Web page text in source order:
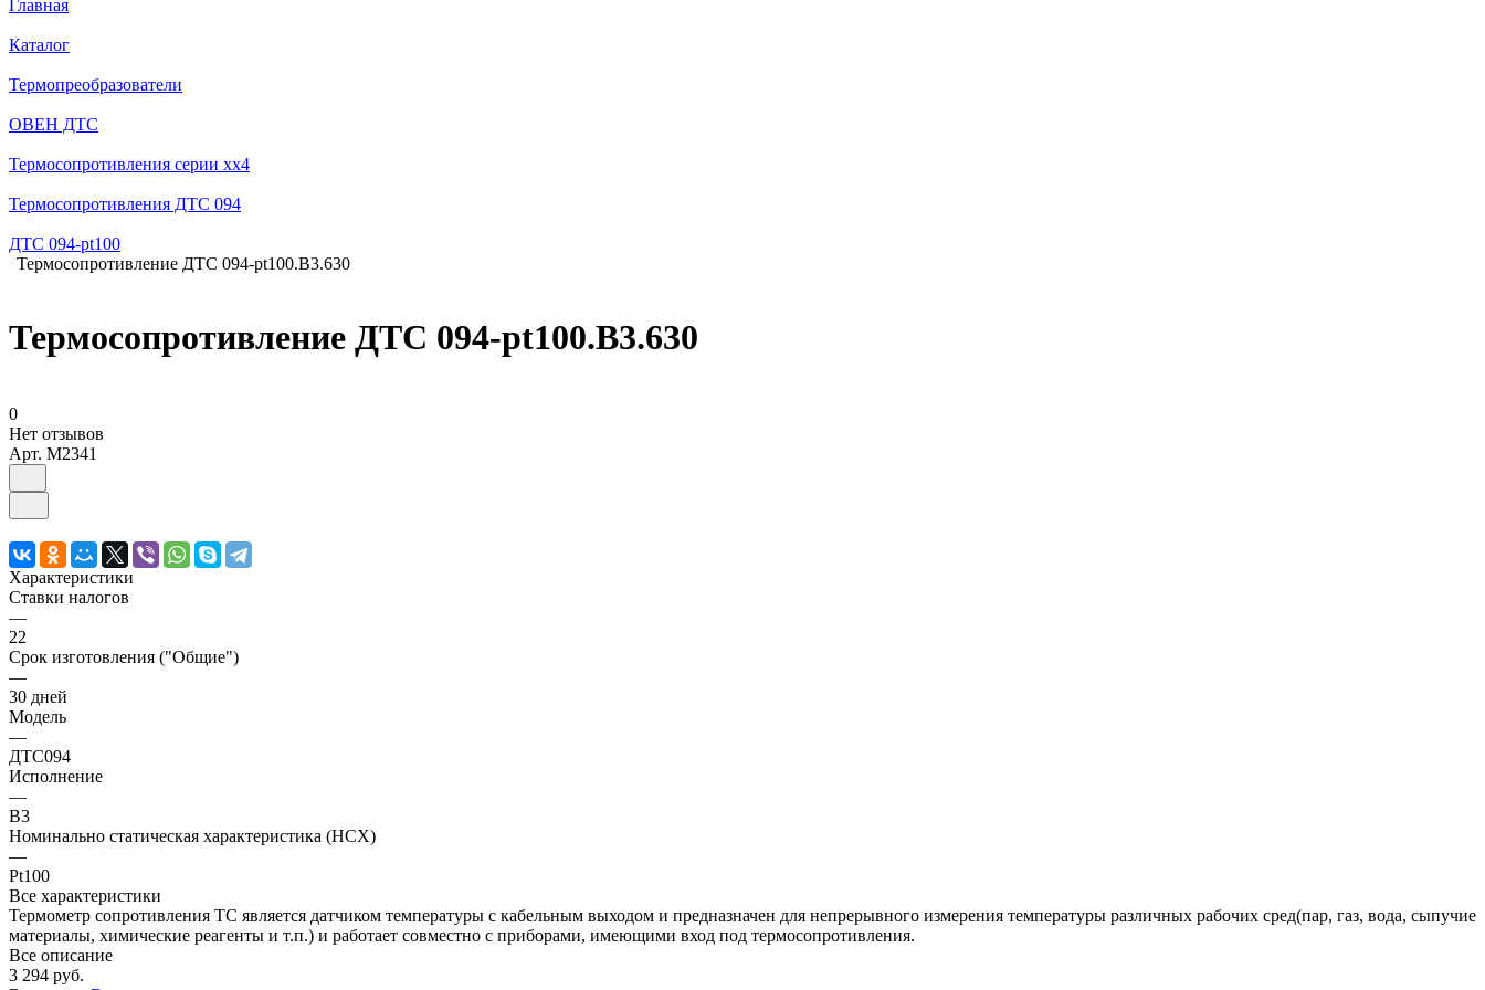
Главная
Каталог
Термопреобразователи
ОВЕН ДТС
Термосопротивления серии хх4
Термосопротивления ДТС 094
ДТС 094-pt100
Термосопротивление ДТС 094-pt100.В3.630
Термосопротивление ДТС 094-pt100.В3.630
0
Нет отзывов
Арт. M2341
Характеристики
Ставки налогов
—
22
Срок изготовления ("Общие")
—
30 дней
Модель
—
ДТС094
Исполнение
—
В3
Номинально статическая характеристика (НСХ)
—
Pt100
Все характеристики
Термометр сопротивления ТС является датчиком температуры с кабельным выходом и предназначен для непрерывного измерения температуры различных рабочих сред(пар, газ, вода, сыпучие
материалы, химические реагенты и т.п.) и работает совместно с приборами, имеющими вход под термосопротивления.
Все описание
3 294 руб.